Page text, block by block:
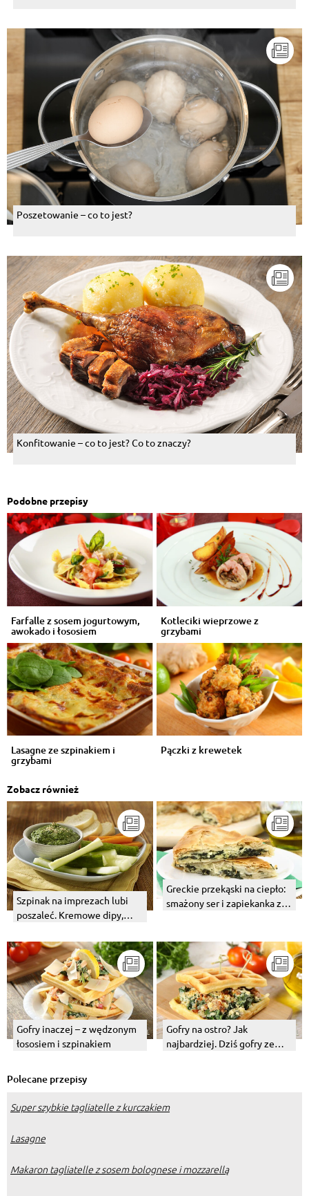
Poszetowanie – co to jest?
Konfitowanie – co to jest? Co to znaczy?
Podobne przepisy
Farfalle z sosem jogurtowym,
awokado i łososiem
Kotleciki wieprzowe z
grzybami
Lasagne ze szpinakiem i
grzybami
Pączki z krewetek
Zobacz również
Szpinak na imprezach lubi
poszaleć. Kremowe dipy,
Greckie przekąski na ciepło:
smażony ser i zapiekanka z
Gofry inaczej – z wędzonym
łososiem i szpinakiem
Gofry na ostro? Jak
najbardziej. Dziś gofry ze
Polecane przepisy
Super szybkie tagliatelle z kurczakiem
Lasagne
Makaron tagliatelle z sosem bolognese i mozzarellą